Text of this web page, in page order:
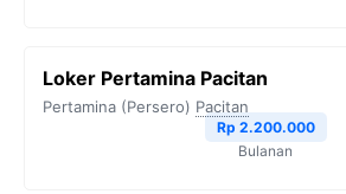
Loker Pertamina Pacitan
Pertamina (Persero) Pacitan
Rp 2.200.000
Bulanan